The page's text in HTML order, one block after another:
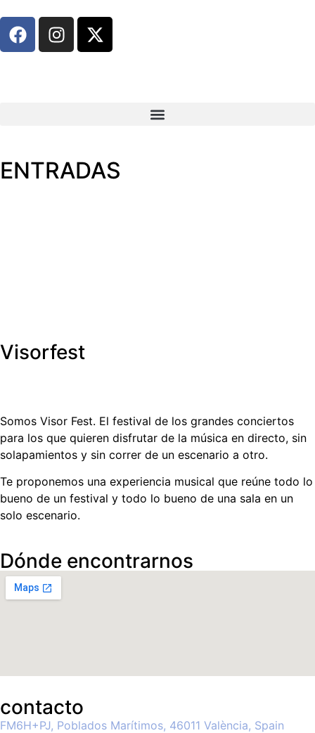
ENTRADAS
Visorfest
Somos Visor Fest. El festival de los grandes conciertos
para los que quieren disfrutar de la música en directo, sin
solapamientos y sin correr de un escenario a otro.
Te proponemos una experiencia musical que reúne todo lo
bueno de un festival y todo lo bueno de una sala en un
solo escenario.
Dónde encontrarnos
contacto
FM6H+PJ, Poblados Marítimos, 46011 València, Spain